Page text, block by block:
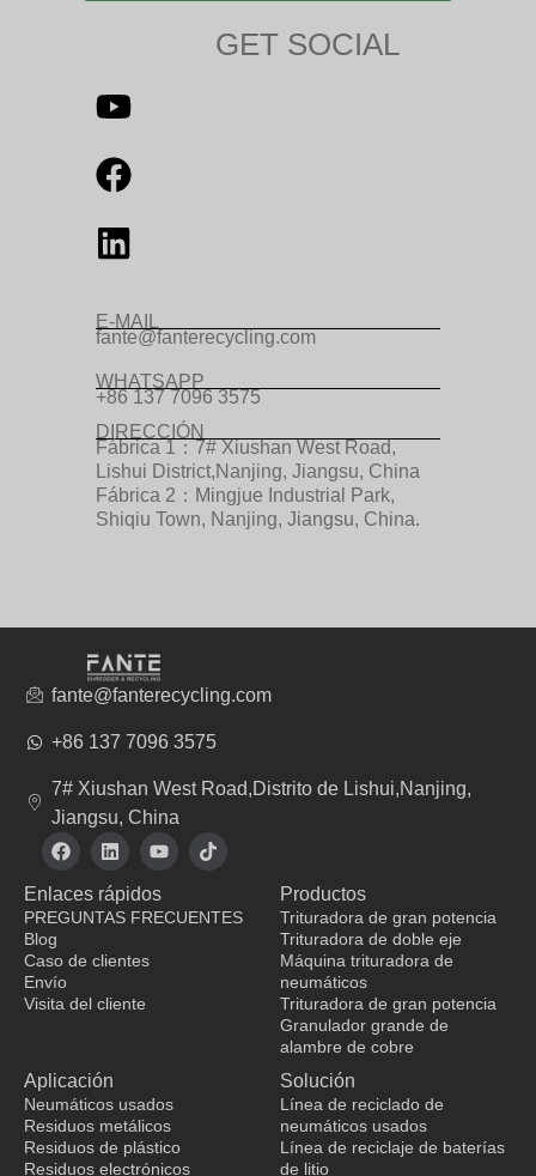
GET SOCIAL
E-MAIL
fante@fanterecycling.com
WHATSAPP
+86 137 7096 3575
DIRECCIÓN
Fábrica 1：7# Xiushan West Road,
Lishui District,Nanjing, Jiangsu, China
Fábrica 2：Mingjue Industrial Park,
Shiqiu Town, Nanjing, Jiangsu, China.
fante@fanterecycling.com
+86 137 7096 3575
7# Xiushan West Road,Distrito de Lishui,Nanjing,
Jiangsu, China
F
a
e
b
o
k
L
i
n
k
e
i
Y
o
t
u
T
i
o
Enlaces rápidos
PREGUNTAS FRECUENTES
Blog
Caso de clientes
Envío
Visita del cliente
Productos
Trituradora de gran potencia
Trituradora de doble eje
Máquina trituradora de
neumáticos
Trituradora de gran potencia
Granulador grande de
alambre de cobre
Aplicación
Neumáticos usados
Residuos metálicos
Residuos de plástico
Residuos electrónicos
Solución
Línea de reciclado de
neumáticos usados
Línea de reciclaje de baterías
de litio